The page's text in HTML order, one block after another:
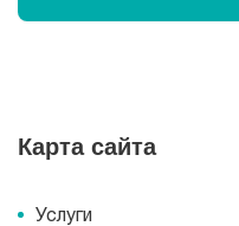
Карта сайта
Услуги